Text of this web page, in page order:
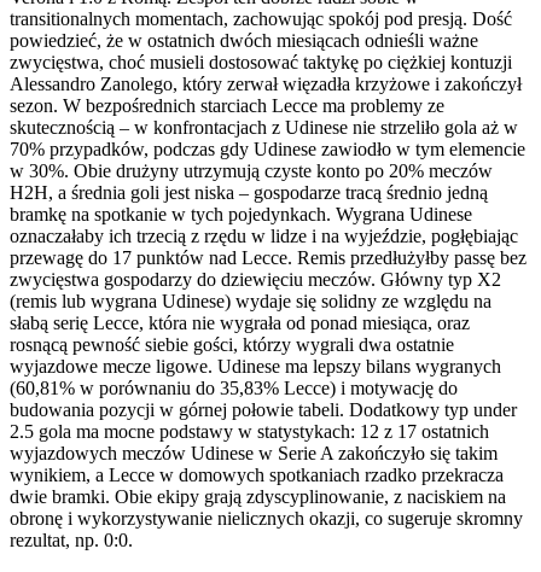
transitionalnych momentach, zachowując spokój pod presją. Dość
powiedzieć, że w ostatnich dwóch miesiącach odnieśli ważne
zwycięstwa, choć musieli dostosować taktykę po ciężkiej kontuzji
Alessandro Zanolego, który zerwał więzadła krzyżowe i zakończył
sezon. W bezpośrednich starciach Lecce ma problemy ze
skutecznością – w konfrontacjach z Udinese nie strzeliło gola aż w
70% przypadków, podczas gdy Udinese zawiodło w tym elemencie
w 30%. Obie drużyny utrzymują czyste konto po 20% meczów
H2H, a średnia goli jest niska – gospodarze tracą średnio jedną
bramkę na spotkanie w tych pojedynkach. Wygrana Udinese
oznaczałaby ich trzecią z rzędu w lidze i na wyjeździe, pogłębiając
przewagę do 17 punktów nad Lecce. Remis przedłużyłby passę bez
zwycięstwa gospodarzy do dziewięciu meczów. Główny typ X2
(remis lub wygrana Udinese) wydaje się solidny ze względu na
słabą serię Lecce, która nie wygrała od ponad miesiąca, oraz
rosnącą pewność siebie gości, którzy wygrali dwa ostatnie
wyjazdowe mecze ligowe. Udinese ma lepszy bilans wygranych
(60,81% w porównaniu do 35,83% Lecce) i motywację do
budowania pozycji w górnej połowie tabeli. Dodatkowy typ under
2.5 gola ma mocne podstawy w statystykach: 12 z 17 ostatnich
wyjazdowych meczów Udinese w Serie A zakończyło się takim
wynikiem, a Lecce w domowych spotkaniach rzadko przekracza
dwie bramki. Obie ekipy grają zdyscyplinowanie, z naciskiem na
obronę i wykorzystywanie nielicznych okazji, co sugeruje skromny
rezultat, np. 0:0.